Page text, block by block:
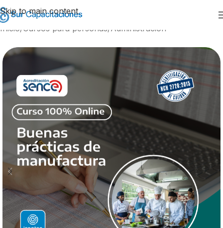
Skip to main content
Inicio/ Cursos para personas/ Administración